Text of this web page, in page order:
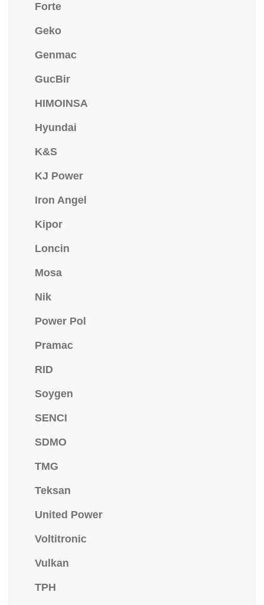
Forte
Geko
Genmac
GucBir
HIMOINSA
Hyundai
K&S
KJ Power
Iron Angel
Kipor
Loncin
Mosa
Nik
Power Pol
Pramac
RID
Soygen
SENCI
SDMO
TMG
Teksan
United Power
Voltitronic
Vulkan
TPH